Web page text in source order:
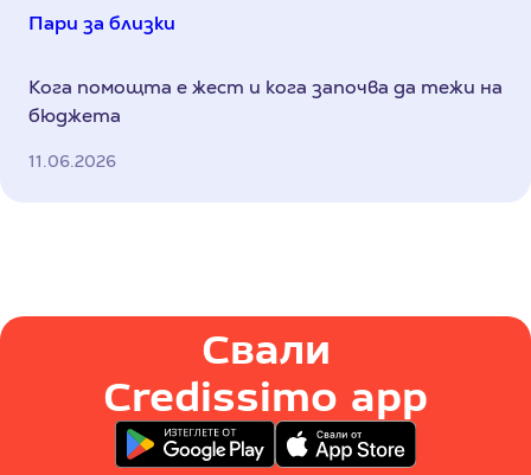
Пари за близки
Кога помощта е жест и кога започва да тежи на
бюджета
11.06.2026
Свали
Credissimo app